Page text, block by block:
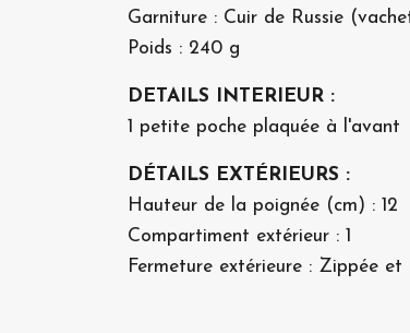
Garniture : Cuir de Russie
Poids : 240 g
DETAILS INTERIEUR :
1 petite poche plaquée à l'avant
DÉTAILS EXTÉRIEURS :
Hauteur de la poignée (cm) : 12
Compartiment extérieur : 1
Fermeture extérieure : Zippée et